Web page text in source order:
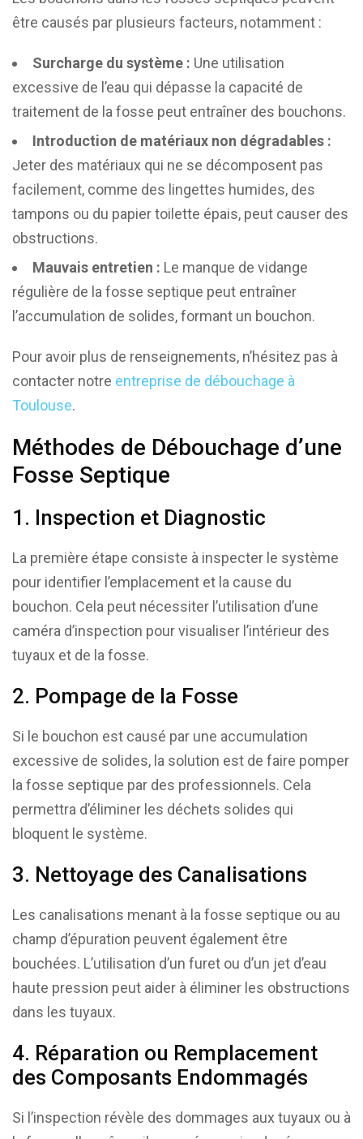
être causés par plusieurs facteurs, notamment :
Surcharge du système : Une utilisation
excessive de l’eau qui dépasse la capacité de
traitement de la fosse peut entraîner des bouchons.
Introduction de matériaux non dégradables :
Jeter des matériaux qui ne se décomposent pas
facilement, comme des lingettes humides, des
tampons ou du papier toilette épais, peut causer des
obstructions.
Mauvais entretien : Le manque de vidange
régulière de la fosse septique peut entraîner
l’accumulation de solides, formant un bouchon.
Pour avoir plus de renseignements, n’hésitez pas à
contacter notre entreprise de débouchage à
Toulouse.
Méthodes de Débouchage d’une
Fosse Septique
1. Inspection et Diagnostic
La première étape consiste à inspecter le système
pour identifier l’emplacement et la cause du
bouchon. Cela peut nécessiter l’utilisation d’une
caméra d’inspection pour visualiser l’intérieur des
tuyaux et de la fosse.
2. Pompage de la Fosse
Si le bouchon est causé par une accumulation
excessive de solides, la solution est de faire pomper
la fosse septique par des professionnels. Cela
permettra d’éliminer les déchets solides qui
bloquent le système.
3. Nettoyage des Canalisations
Les canalisations menant à la fosse septique ou au
champ d’épuration peuvent également être
bouchées. L’utilisation d’un furet ou d’un jet d’eau
haute pression peut aider à éliminer les obstructions
dans les tuyaux.
4. Réparation ou Remplacement
des Composants Endommagés
Si l’inspection révèle des dommages aux tuyaux ou à